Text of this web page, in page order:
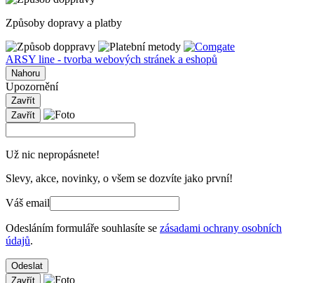
Způsoby dopravy a platby
ARSY line - tvorba webových stránek a eshopů
Nahoru
Upozornění
Zavřít
Zavřít
Už nic nepropásnete!
Slevy, akce, novinky, o všem se dozvíte jako první!
Váš email
Odesláním formuláře souhlasíte se zásadami ochrany osobních
údajů.
Odeslat
Zavřít